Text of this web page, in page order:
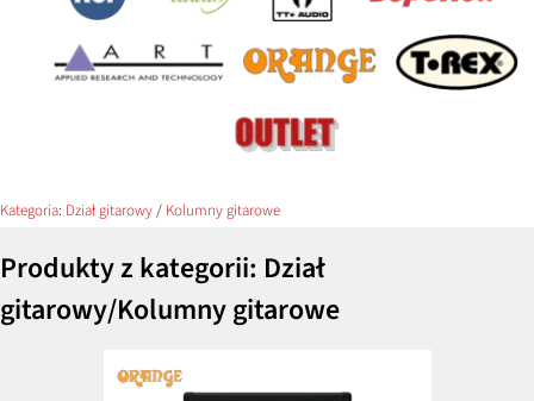
Kategoria: Dział gitarowy/ Kolumny gitarowe
Produkty z kategorii: Dział
gitarowy/Kolumny gitarowe